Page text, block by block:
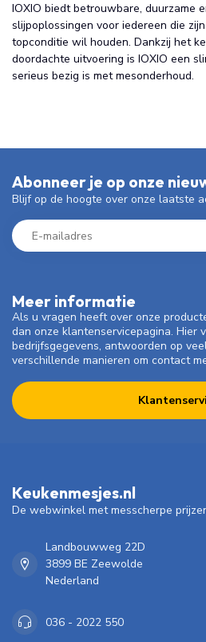
IOXIO biedt betrouwbare, duurzame
slijpoplossingen voor iedereen die
topconditie wil houden. Dankzij het
doordachte uitvoering is IOXIO een
serieus bezig is met mesonderhoud.
Meer informatie
Als u vragen heeft over onze
dan onze klantenservicepagina. Hier
bedrijfsgegevens, antwoorden op
verschillende manieren om contact
Abonneer je op onze
Blijf op de hoogte over onze laatste
Keukenmesjes.nl
De webwinkel met messcherpe
Landbouwweg 22D
3899 BE Zeewolde
Nederland
036 - 2022 550